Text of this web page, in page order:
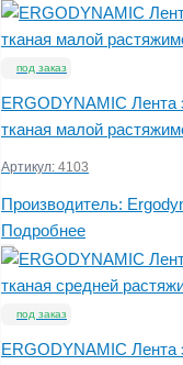
под заказ
ERGODYNAMIC Лента
тканая малой
Артикул: 4103
Производитель:
Подробнее
под заказ
ERGODYNAMIC Лента